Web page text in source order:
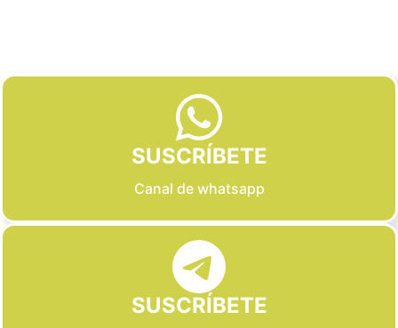
SUSCRÍBETE
Canal de whatsapp
SUSCRÍBETE